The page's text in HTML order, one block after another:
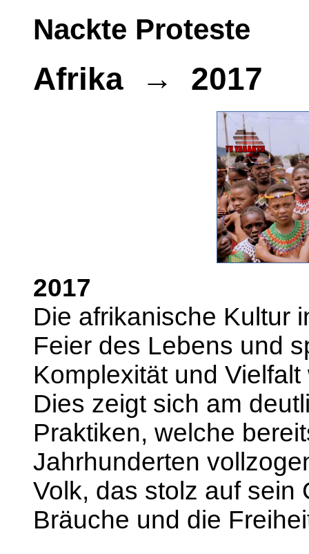
Nackte Proteste
Afrika → 2017
2017
Die afrikanische Kultur
Feier des Lebens und
Komplexität und Vielfalt
Dies zeigt sich am
Praktiken, welche
Jahrhunderten
Volk, das stolz auf sein
Bräuche und die